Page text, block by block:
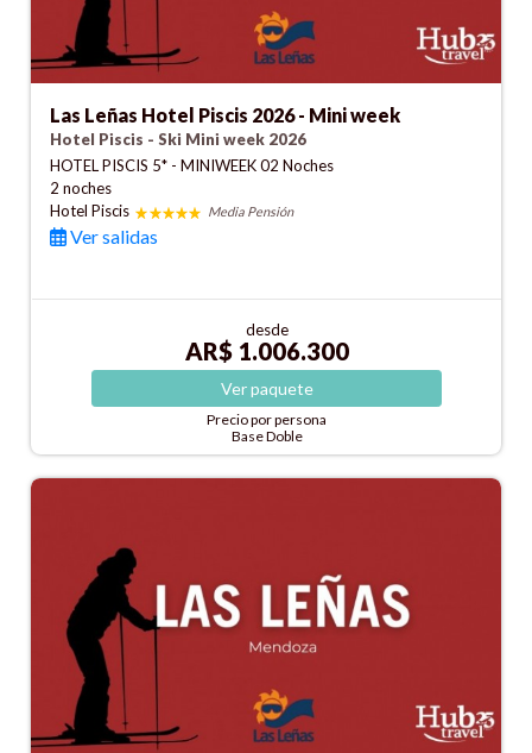
Las Leñas Hotel Piscis 2026 - Mini week
Hotel Piscis - Ski Mini week 2026
HOTEL PISCIS 5* - MINIWEEK 02 Noches
2 noches
Hotel Piscis
Media Pensión
Ver salidas
desde
AR$ 1.006.300
Verpaquete
Precio por persona
Base Doble